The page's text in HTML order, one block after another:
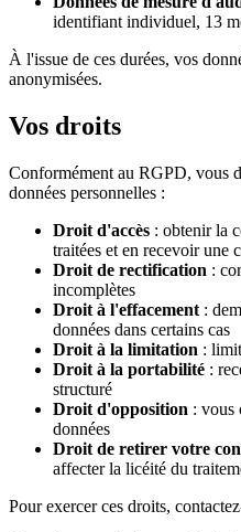
identifiant individuel, 13
À l'issue de ces durées, vos
anonymisées.
Vos droits
Conformément au RGPD, vous
données personnelles :
Droit d'accès : obtenir la
traitées et en recevoir une
Droit de rectification :
incomplètes
Droit à l'effacement :
données dans certains cas
Droit à la limitation :
Droit à la portabilité :
structuré
Droit d'opposition : vous
données
Droit de retirer votre
affecter la licéité du
Pour exercer ces droits,